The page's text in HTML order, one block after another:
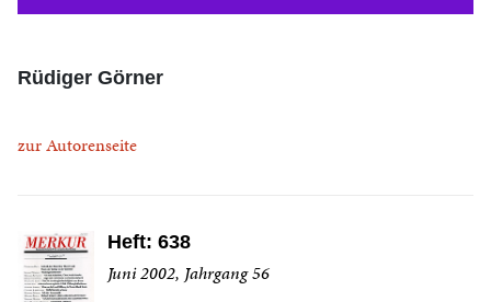
Rüdiger Görner
zur Autorenseite
Heft: 638
Juni 2002, Jahrgang 56